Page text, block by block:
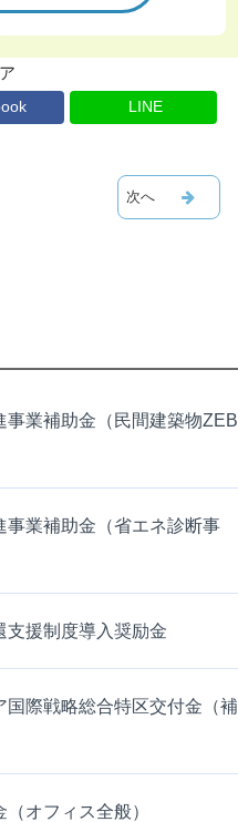
LINE
業補助金（民間建築物ZEB
業補助金（省エネ診断事
支援制度導入奨励金
際戦略総合特区交付金（補
オフィス全般）